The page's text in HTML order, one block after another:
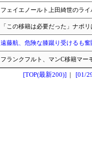
フェイエノールト上田綺世のラ
「この移籍は必要だった」ナポ
遠藤航、危険な膝蹴り受けるも
フランクフルト、マンC移籍マ
[TOP(最新200)]| [01/